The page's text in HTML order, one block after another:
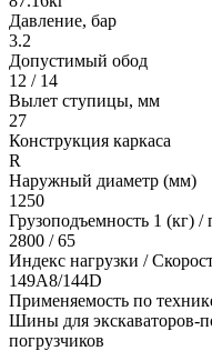
Давление, бар
3.2
Допустимый обод
12 / 14
Вылет ступицы, мм
27
Конструкция каркаса
R
Наружный диаметр (мм)
1250
Грузоподъемность 1 (кг) /
2800 / 65
Индекс нагрузки /
149A8/144D
Применяемость по
Шины для экскаваторов-
погрузчиков